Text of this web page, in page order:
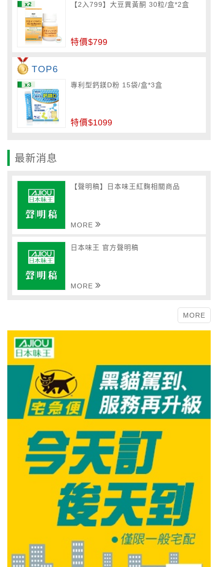
【2入799】大豆異黃酮 30粒/盒*2盒
特價$799
TOP6
專利型鈣鎂D粉 15袋/盒*3盒
特價$1099
最新消息
【聲明稿】日本味王紅麴相關商品
MORE
日本味王 官方聲明稿
MORE
MORE